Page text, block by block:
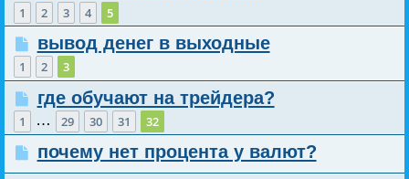
1 2 3 4 5
вывод денег в выходные
1 2 3
где обучают на трейдера?
1 … 29 30 31 32
почему нет процента у валют?